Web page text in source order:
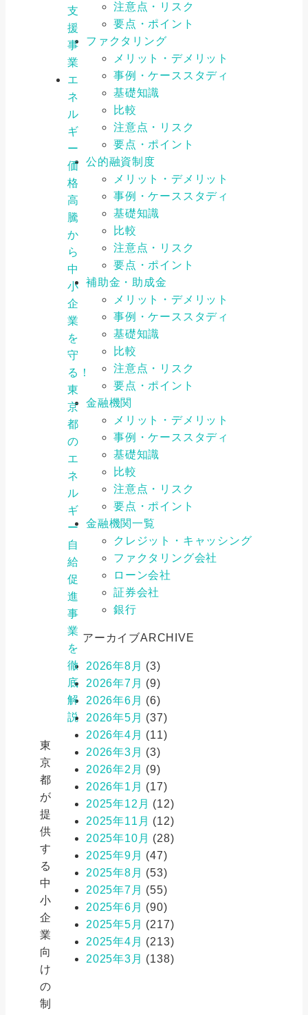
支
援
事
業
エ
ネ
ル
ギ
ー
価
格
高
騰
か
ら
中
小
企
業
を
守
る！
東
京
都
の
エ
ネ
ル
ギ
ー
自
給
促
進
事
業
を
徹
底
解
説
東
京
都
が
提
供
す
る
中
小
企
業
向
け
の
制
注意点・リスク
要点・ポイント
ファクタリング
メリット・デメリット
事例・ケーススタディ
基礎知識
比較
注意点・リスク
要点・ポイント
公的融資制度
メリット・デメリット
事例・ケーススタディ
基礎知識
比較
注意点・リスク
要点・ポイント
補助金・助成金
メリット・デメリット
事例・ケーススタディ
基礎知識
比較
注意点・リスク
要点・ポイント
金融機関
メリット・デメリット
事例・ケーススタディ
基礎知識
比較
注意点・リスク
要点・ポイント
金融機関一覧
クレジット・キャッシング
ファクタリング会社
ローン会社
証券会社
銀行
アーカイブARCHIVE
2026年8月 (3)
2026年7月 (9)
2026年6月 (6)
2026年5月 (37)
2026年4月 (11)
2026年3月 (3)
2026年2月 (9)
2026年1月 (17)
2025年12月 (12)
2025年11月 (12)
2025年10月 (28)
2025年9月 (47)
2025年8月 (53)
2025年7月 (55)
2025年6月 (90)
2025年5月 (217)
2025年4月 (213)
2025年3月 (138)